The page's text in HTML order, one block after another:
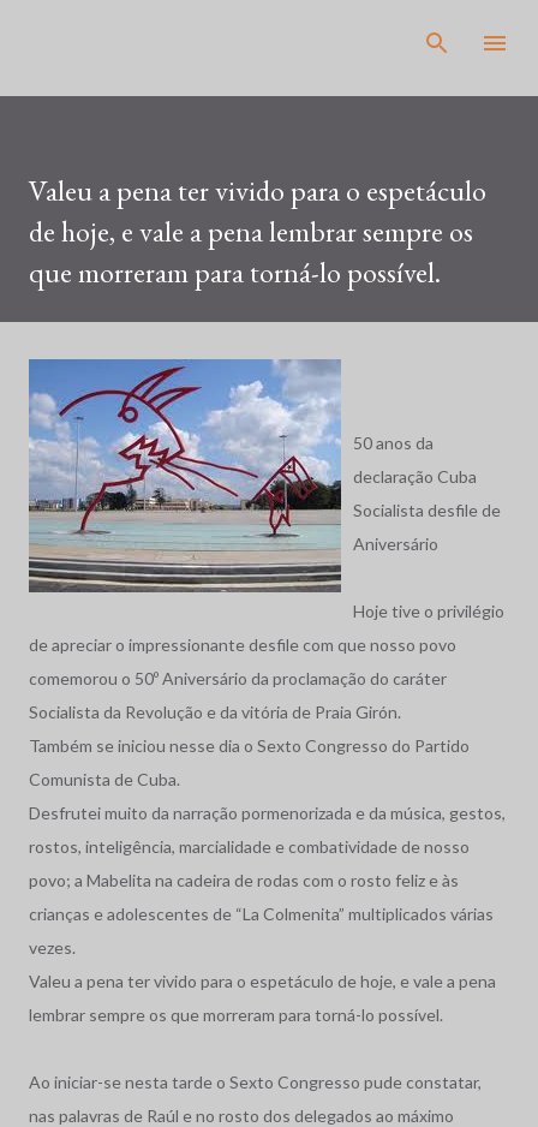
Valeu a pena ter vivido para o espetáculo
de hoje, e vale a pena lembrar sempre os
que morreram para torná-lo possível.
50 anos da
declaração Cuba
Socialista desfile de
Aniversário
Hoje tive o privilégio
de apreciar o impressionante desfile com que nosso povo
comemorou o 50º Aniversário da proclamação do caráter
Socialista da Revolução e da vitória de Praia Girón.
Também se iniciou nesse dia o Sexto Congresso do Partido
Comunista de Cuba.
Desfrutei muito da narração pormenorizada e da música, gestos,
rostos, inteligência, marcialidade e combatividade de nosso
povo; a Mabelita na cadeira de rodas com o rosto feliz e às
crianças e adolescentes de “La Colmenita” multiplicados várias
vezes.
Valeu a pena ter vivido para o espetáculo de hoje, e vale a pena
lembrar sempre os que morreram para torná-lo possível.
Ao iniciar-se nesta tarde o Sexto Congresso pude constatar,
nas palavras de Raúl e no rosto dos delegados ao máximo